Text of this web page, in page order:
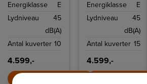
Quick&Clean
TurboDrying.
Energiklasse
E
Lydniveau
45
dB(A)
Antal kuverter 10
4.599,-
kuverter og
øverst. 8
Multitab-funktion
Energiklasse
E
Lydniveau
45
dB(A)
Antal kuverter 15
4.599,-